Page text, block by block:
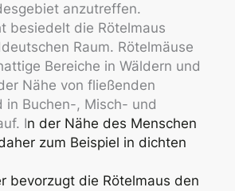
anzutreffen.
besiedelt die Rötelmaus
Raum. Rötelmäuse
Bereiche in Wäldern und
Nähe von fließenden
in Buchen-, Misch- und
In der Nähe des Menschen
zum Beispiel in dichten
bevorzugt die Rötelmaus den